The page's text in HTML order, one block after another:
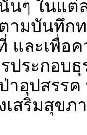
นๆ ในแต่
ามบันทึก
และเพื่อ
ประกอบ
าอุปสรรค
สริมสุขภ